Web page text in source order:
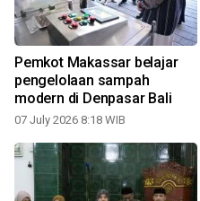
Pemkot Makassar belajar
pengelolaan sampah
modern di Denpasar Bali
07 July 2026 8:18 WIB